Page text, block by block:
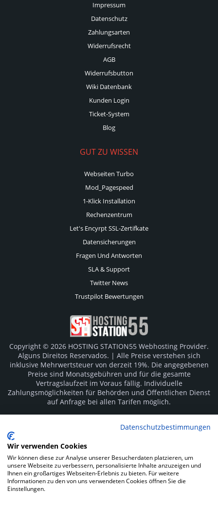
Impressum
Datenschutz
Zahlungsarten
Widerrufsrecht
AGB
Widerrufsbutton
Wiki Datenbank
Kunden Login
Ticket-System
Blog
GUT ZU WISSEN
Webseiten Turbo
Mod_Pagespeed
1-Klick Installation
Rechenzentrum
Let's Encyrpt SSL-Zertifkate
Datensicherungen
Fragen Und Antworten
SLA & Support
Twitter News
Trustpilot Bewertungen
Copyright © 2026 HOSTING STATION55 Webhosting Provider.
Alguns Direitos Reservados. | Alle Preise verstehen sich
inklusive Mehrwertsteuer von derzeit 19%. Die angegebenen
Preise sind Monatsgebühren und für die gesamte
Vertragslaufzeit im Voraus fällig. Individuelle
Zahlungsmöglichkeiten für Behörden und Öffentlichen Dienst
auf Anfrage bei allen Tarifen möglich.
Hersteller. Irrtümer vorbehalten.
SOCIAL MEDIA
Datenschutzbestimmungen
Wir verwenden Cookies
Wir können diese zur Analyse unserer Besucherdaten platzieren, um
unsere Webseite zu verbessern, personalisierte Inhalte anzuzeigen und
Ihnen ein großartiges Webseiten-Erlebnis zu bieten. Für weitere
Informationen zu den von uns verwendeten Cookies öffnen Sie die
Einstellungen.